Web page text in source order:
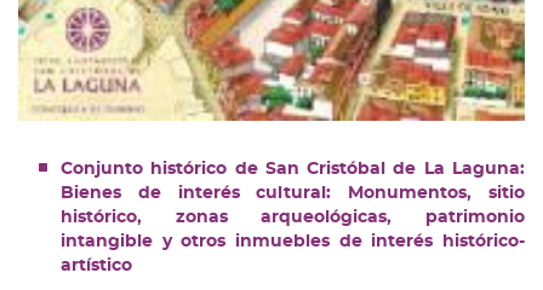
Conjunto histórico de San Cristóbal de La Laguna:
Bienes de interés cultural: Monumentos, sitio
histórico, zonas arqueológicas, patrimonio
intangible y otros inmuebles de interés histórico-
artístico